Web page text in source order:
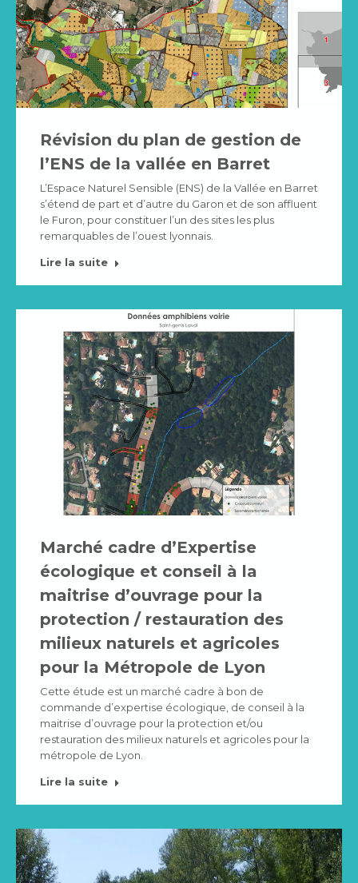
Révision du plan de gestion de
l’ENS de la vallée en Barret
L’Espace Naturel Sensible (ENS) de la Vallée en Barret
s’étend de part et d’autre du Garon et de son affluent
le Furon, pour constituer l’un des sites les plus
remarquables de l’ouest lyonnais.
Lire la suite
Marché cadre d’Expertise
écologique et conseil à la
maitrise d’ouvrage pour la
protection / restauration des
milieux naturels et agricoles
pour la Métropole de Lyon
Cette étude est un marché cadre à bon de
commande d’expertise écologique, de conseil à la
maitrise d’ouvrage pour la protection et/ou
restauration des milieux naturels et agricoles pour la
métropole de Lyon.
Lire la suite